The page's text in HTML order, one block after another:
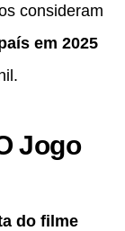
consideram
em 2025
Jogo
do filme